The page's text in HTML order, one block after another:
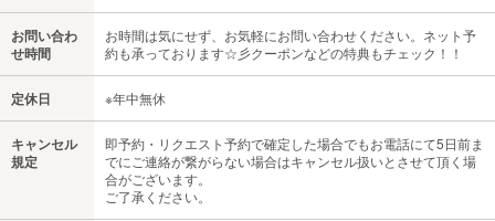
お問い合わ
せ時間
お時間は気にせず、お気軽にお問い合わせください。ネット予
約も承っております☆彡クーポンなどの特典もチェック！！
定休日 ※年中無休
キャンセル
規定
即予約・リクエスト予約で確定した場合でもお電話にて5日前ま
でにご連絡が繋がらない場合はキャンセル扱いとさせて頂く場
合がございます。
ご了承ください。